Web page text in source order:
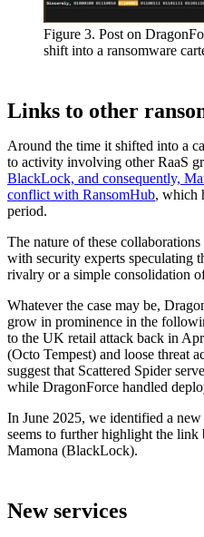
Figure 3. Post on
shift into a ransomware
Links to other
Around the time it shifted into a
to activity involving other RaaS
BlackLock, and consequently,
conflict with RansomHub, which
period.
The nature of these
with security experts speculating
rivalry or a simple consolidation
Whatever the case may be,
grow in prominence in the
to the UK retail attack back in
(Octo Tempest) and loose threat
suggest that Scattered Spider
while DragonForce handled
In June 2025, we identified a
seems to further highlight the link
Mamona (BlackLock).
New services